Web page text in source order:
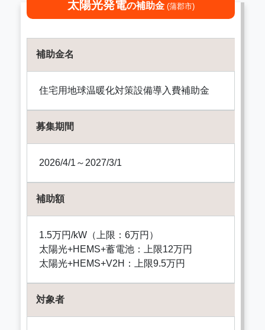
太陽光発電の補助金 (蒲郡市)
補助金名
住宅用地球温暖化対策設備導入費補助金
募集期間
2026/4/1～2027/3/1
補助額
1.5万円/kW（上限：6万円）
太陽光+HEMS+蓄電池：上限12万円
太陽光+HEMS+V2H：上限9.5万円
対象者